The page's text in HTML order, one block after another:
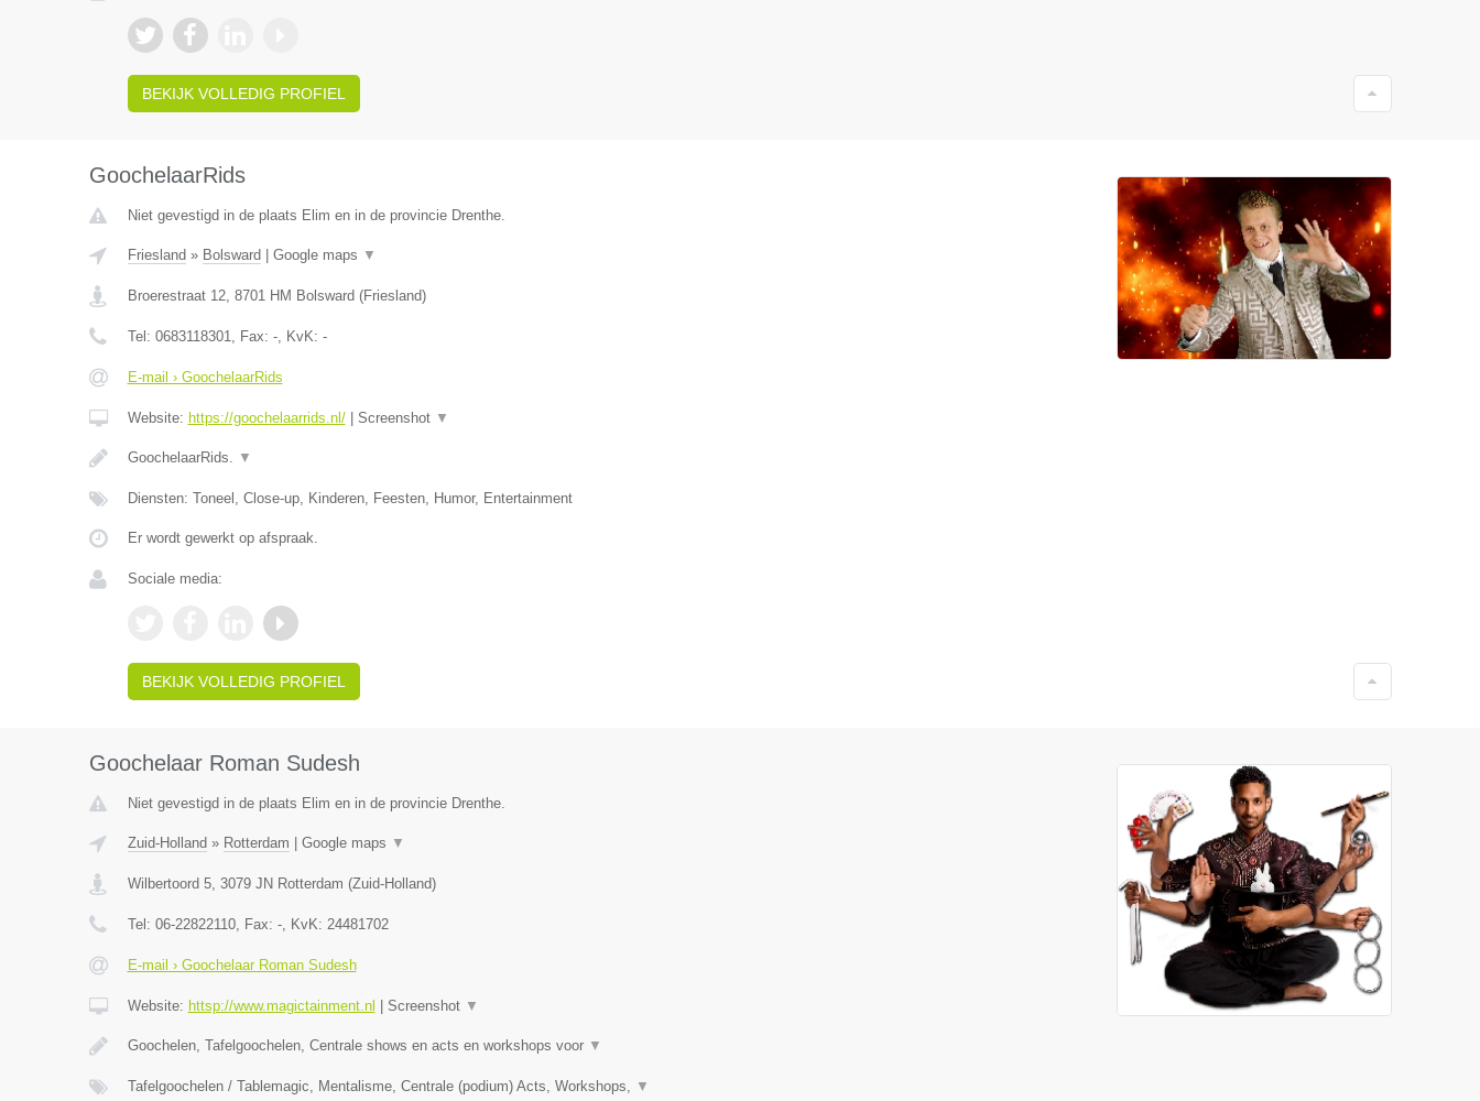
BEKIJK VOLLEDIG PROFIEL
GoochelaarRids
Niet gevestigd in de plaats Elim en in de provincie Drenthe.
Friesland » Bolsward Google maps ▼
Broerestraat 12, 8701 HM Bolsward (Friesland)
Tel: 0683118301, Fax: -, KvK: -
E-mail › GoochelaarRids
Website: https://goochelaarrids.nl/| Screenshot ▼
GoochelaarRids. ▼
Diensten: Toneel, Close-up, Kinderen, Feesten, Humor, Entertainment
Er wordt gewerkt op afspraak.
Sociale media:
BEKIJK VOLLEDIG PROFIEL
Goochelaar Roman Sudesh
Niet gevestigd in de plaats Elim en in de provincie Drenthe.
Zuid-Holland » Rotterdam Google maps ▼
Wilbertoord 5, 3079 JN Rotterdam (Zuid-Holland)
Tel: 06-22822110, Fax: -, KvK: 24481702
E-mail › Goochelaar Roman Sudesh
Website: httsp://www.magictainment.nl Screenshot ▼
Goochelen, Tafelgoochelen, Centrale shows en acts en workshops voor ▼
Tafelgoochelen / Tablemagic, Mentalisme, Centrale (podium) Acts, Workshops, ▼